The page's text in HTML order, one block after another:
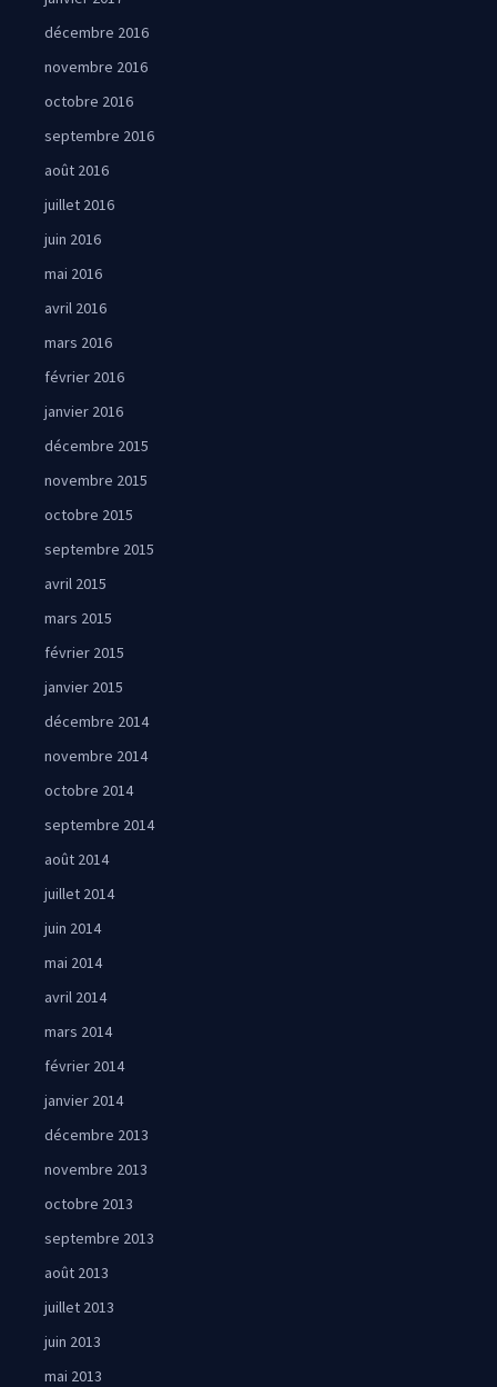
décembre 2016
novembre 2016
octobre 2016
septembre 2016
août 2016
juillet 2016
juin 2016
mai 2016
avril 2016
mars 2016
février 2016
janvier 2016
décembre 2015
novembre 2015
octobre 2015
septembre 2015
avril 2015
mars 2015
février 2015
janvier 2015
décembre 2014
novembre 2014
octobre 2014
septembre 2014
août 2014
juillet 2014
juin 2014
mai 2014
avril 2014
mars 2014
février 2014
janvier 2014
décembre 2013
novembre 2013
octobre 2013
septembre 2013
août 2013
juillet 2013
juin 2013
mai 2013